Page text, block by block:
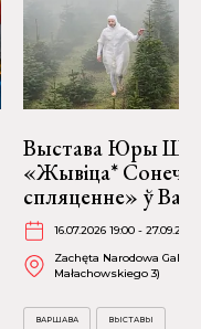
Выстава Юры
«Жывіца*
спляценне» ў
16.07.2026 19:00 -
Zachęta Narodowa
Małachowskiego 3)
ВАРШАВА ВЫСТАВЫ